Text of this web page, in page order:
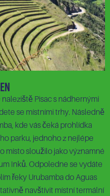
Pisac s nádhernými
se místními trhy. Následně
kde vás čeká prohlídka
parku, jednoho z nejlépe
místo sloužilo jako významné
Inků. Odpoledne se vydáte
řeky Urubamba do Aguas
navštívit místní termální